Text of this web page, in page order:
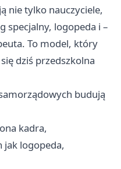
nie tylko nauczyciele,
specjalny, logopeda i –
To model, który
dziś przedszkolna
budują
kadra,
jak logopeda,